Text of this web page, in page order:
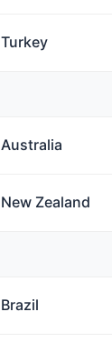
Turkey
Australia
New Zealand
Brazil